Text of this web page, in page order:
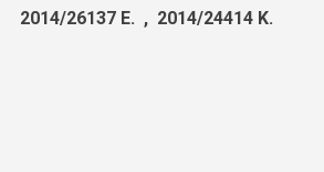
26137 E. , 2014/24414 K.